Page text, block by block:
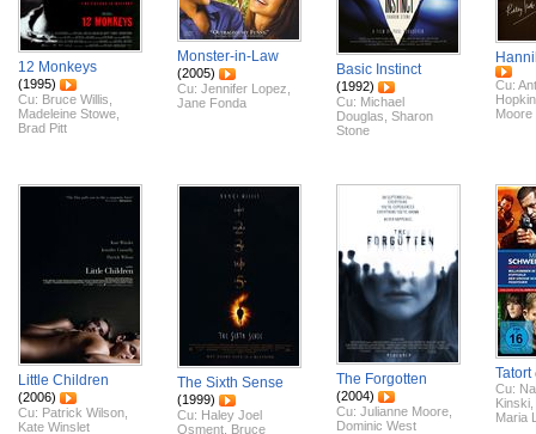
12 Monkeys
(1995)
Cu: Bruce Willis
Madeleine Stowe
Brad Pitt
Monster-in-Law
(2005)
Cu: Jennifer Lopez
Jane Fonda
Basic Instinct
(1992)
Cu: Michael
Douglas Sharon
Stone
Cu:
Moore
Little Children
(2006)
Cu: Patrick Wilson
Kate Winslet
The Sixth Sense
(1999)
Cu: Haley Joel
Osment Bruce
The Forgotten
(2004)
Cu: Julianne Moore
Dominic West
Tatort
Cu:
Kinski
Maria